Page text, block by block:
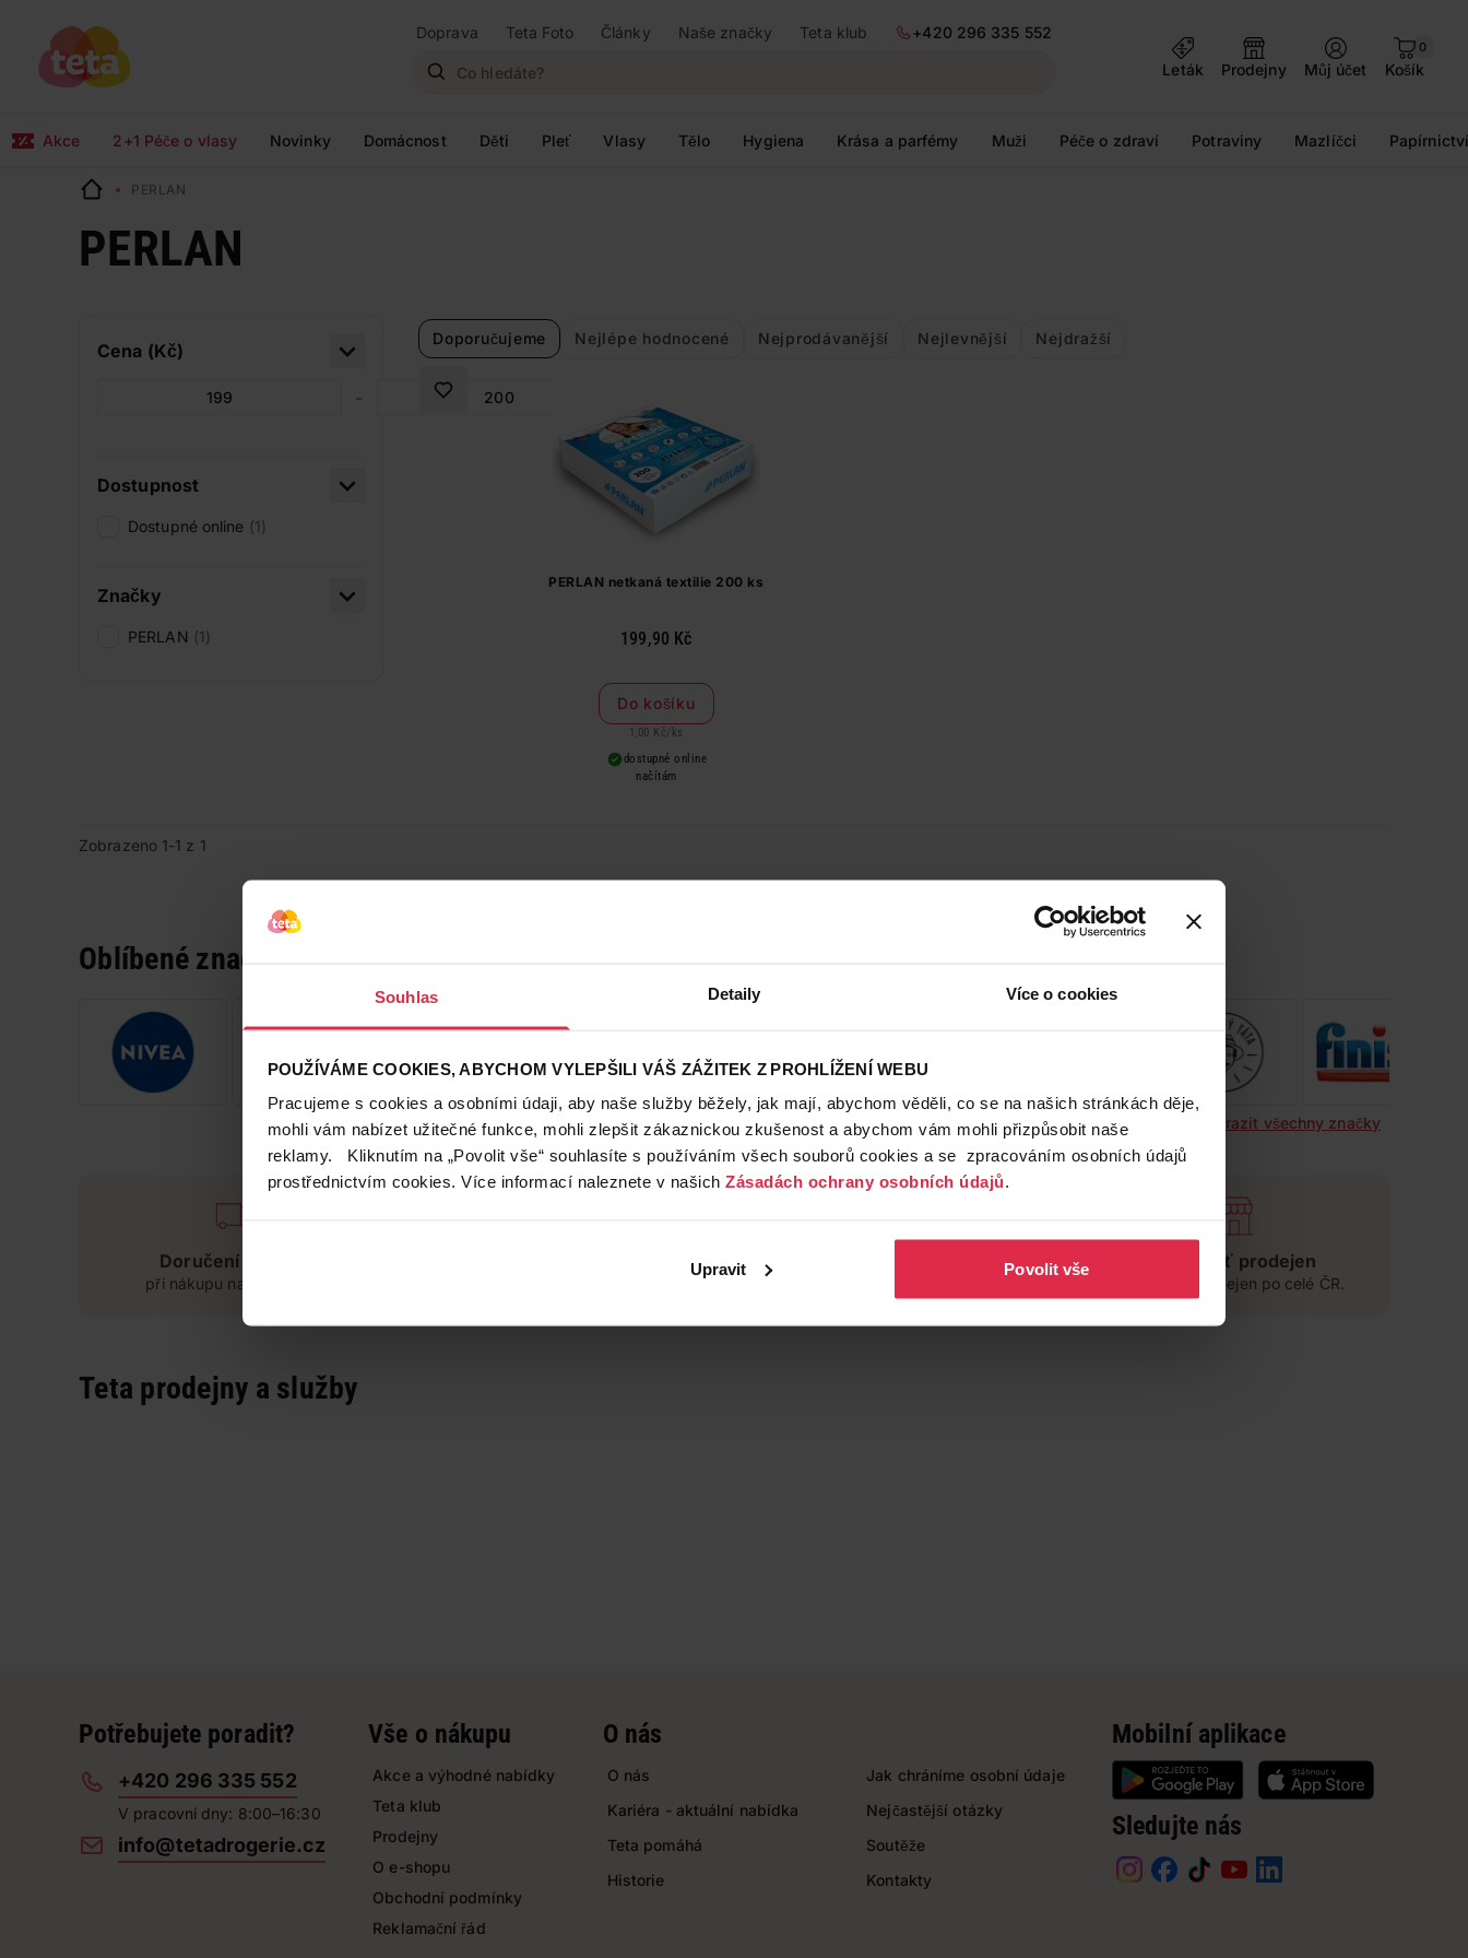
Souhlas Detaily Více o cookies
POUŽÍVÁME COOKIES, ABYCHOM VYLEPŠILI VÁŠ ZÁŽITEK Z PROHLÍŽENÍ WEBU
Pracujeme s cookies a osobními údaji, aby naše služby běžely, jak mají, abychom věděli, co se na našich stránkách děje,
mohli vám nabízet užitečné funkce, mohli zlepšit zákaznickou zkušenost a abychom vám mohli přizpůsobit naše
reklamy. Kliknutím na „Povolit vše“ souhlasíte s používáním všech souborů cookies a se zpracováním osobních údajů
prostřednictvím cookies. Více informací naleznete v našich Zásadách ochrany osobních údajů.
Upravit Povolit vše
Doprava Teta Foto Články Naše značky Teta klub
+420 296 335 552
Leták
Prodejny Můj účet
0
Košík
Akce 2+1 Péče o vlasy Novinky Domácnost Děti Pleť Vlasy Tělo Hygiena Krása a parfémy Muži Péče o zdraví Potraviny Mazlíčci
PERLAN
PERLAN
Cena (Kč)
-
Dostupnost
Dostupné online (1)
Značky
PERLAN (1)
Doporučujeme Nejlépe hodnocené Nejprodávanější Nejlevnější Nejdražší
PERLAN netkaná textilie 200 ks
199,90 Kč
Do košíku
1,00 Kč/ ks
dostupné online
načítám
Zobrazeno 1-1 z 1
Oblíbené značky
Zobrazit všechny značky
Doručení zdarma
při nákupu nad 1 200 Kč
Široká síť prodejen
přes 500 prodejen po celé ČR.
Teta prodejny a služby
Potřebujete poradit?
+420 296 335 552
V pracovní dny: 8:00–16:30
info@tetadrogerie.cz
Vše o nákupu
Akce a výhodné nabídky
Teta klub
Prodejny
O e-shopu
Obchodní podmínky
Reklamační řád
O nás
O nás
Kariéra - aktuální nabídka
Teta pomáhá
Historie
Jak chráníme osobní údaje
Nejčastější otázky
Soutěže
Kontakty
Mobilní aplikace
Sledujte nás